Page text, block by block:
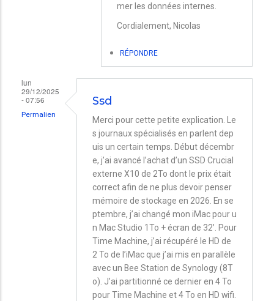
mer les données internes.
Cordialement, Nicolas
RÉPONDRE
lun
29/12/2025
- 07:56
Permalien
Ssd
Merci pour cette petite explication. Le
s journaux spécialisés en parlent dep
uis un certain temps. Début décembr
e, j’ai avancé l’achat d’un SSD Crucial
externe X10 de 2To dont le prix était
correct afin de ne plus devoir penser
mémoire de stockage en 2026. En se
ptembre, j’ai changé mon iMac pour u
n Mac Studio 1To + écran de 32’. Pour
Time Machine, j’ai récupéré le HD de
2 To de l’iMac que j’ai mis en parallèle
avec un Bee Station de Synology (8T
o). J’ai partitionné ce dernier en 4 To
pour Time Machine et 4 To en HD wifi.